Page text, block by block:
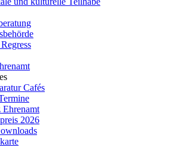
Cafés
2026